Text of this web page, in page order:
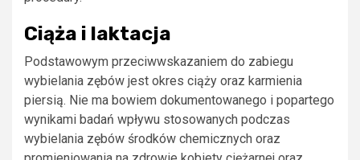
Ciąża i laktacja
Podstawowym przeciwwskazaniem do zabiegu
wybielania zębów jest okres ciąży oraz karmienia
piersią. Nie ma bowiem dokumentowanego i popartego
wynikami badań wpływu stosowanych podczas
wybielania zębów środków chemicznych oraz